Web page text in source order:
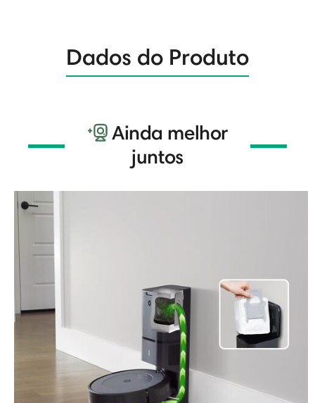
Dados do Produto
Ainda melhor
juntos